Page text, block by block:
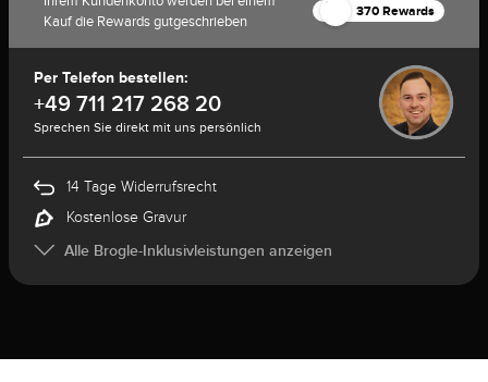
Kauf die Rewards gutgeschrieben
370 Rewards
Per Telefon bestellen:
+49 711 217 268 20
Sprechen Sie direkt mit uns persönlich
14 Tage Widerrufsrecht
Kostenlose Gravur
Alle Brogle-Inklusivleistungen anzeigen